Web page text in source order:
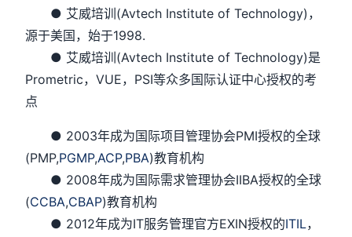
● 艾威培训(Avtech Institute of Technology)，
源于美国，始于1998.
● 艾威培训(Avtech Institute of Technology)是
Prometric，VUE，PSI等众多国际认证中心授权的考
点
● 2003年成为国际项目管理协会PMI授权的全球
(PMP,PGMP,ACP,PBA)教育机构
● 2008年成为国际需求管理协会IIBA授权的全球
(CCBA,CBAP)教育机构
● 2012年成为IT服务管理官方EXIN授权的ITIL，